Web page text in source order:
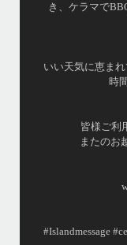
アイランドメッ
ーは3/31で終了
ャータ
この時期になる
ダイビング船か
小雨降りしきる
クジラと母クジ
今年も青